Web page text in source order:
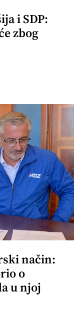
i SDP:
zbog
način:
o
u njoj